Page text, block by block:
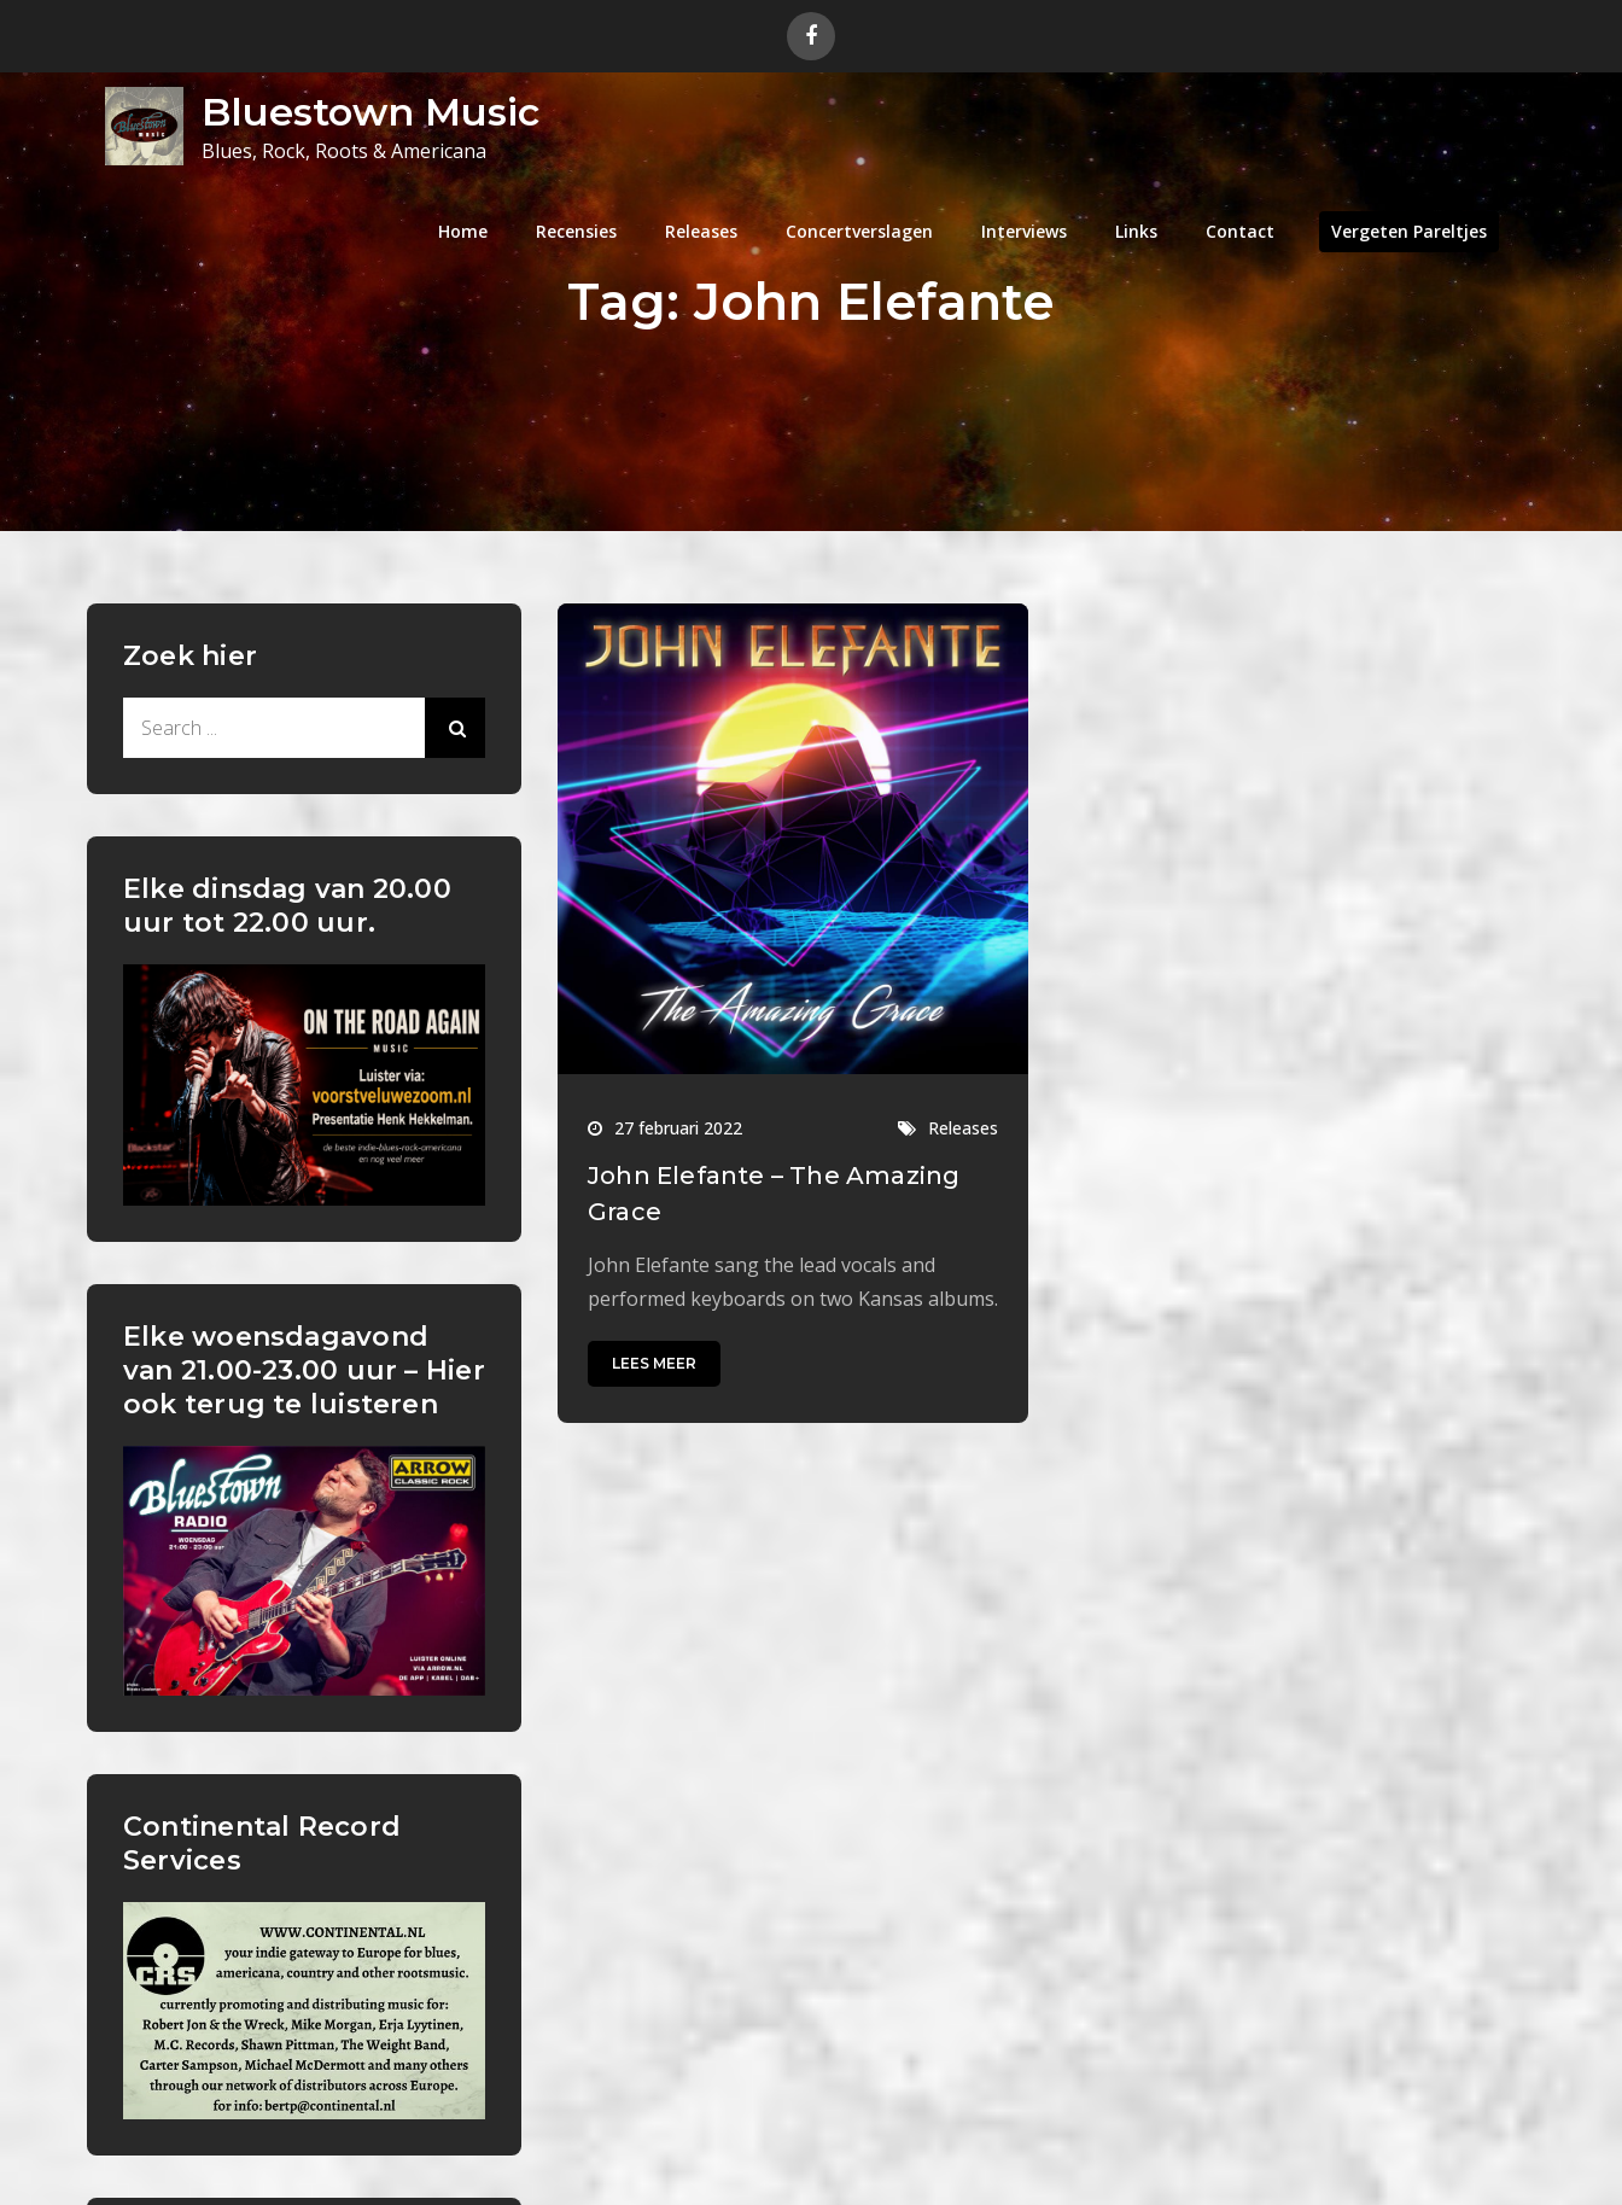
content
Bluestown Music
Blues, Rock, Roots & Americana
Home Recensies Releases Concertverslagen Interviews Links Contact Vergeten Pareltjes
Tag:John Elefante
27 februari 2022 Releases
John Elefante – The Amazing
Grace
John Elefante sang the lead vocals and
performed keyboards on two Kansas albums.
LEES MEER
Zoek hier
Elke dinsdag van 20.00
uur tot 22.00 uur.
Elke woensdagavond
van 21.00-23.00 uur – Hier
ook terug te luisteren
Continental Record
Services